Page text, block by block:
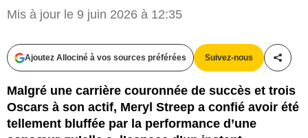
Mis à jour le 9 juin 2026 à 12:35
Ajoutez Allociné à vos sources préférées Suivez-nous
Malgré une carrière couronnée de succès et trois
Oscars à son actif, Meryl Streep a confié avoir été
tellement bluffée par la performance d’une